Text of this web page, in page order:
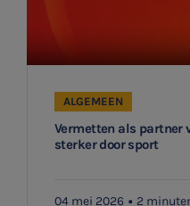
Vermetten als partner
sterker door sport
ALGEMEEN
04 mei 2026 2